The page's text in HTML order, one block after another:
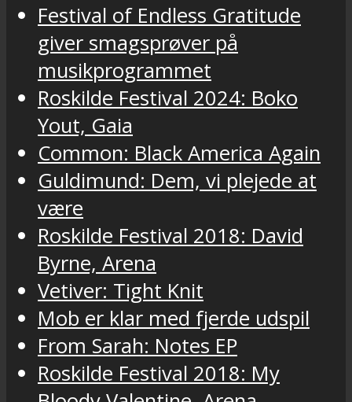
Festival of Endless Gratitude
giver smagsprøver på
musikprogrammet
Roskilde Festival 2024: Boko
Yout, Gaia
Common: Black America Again
Guldimund: Dem, vi plejede at
være
Roskilde Festival 2018: David
Byrne, Arena
Vetiver: Tight Knit
Mob er klar med fjerde udspil
From Sarah: Notes EP
Roskilde Festival 2018: My